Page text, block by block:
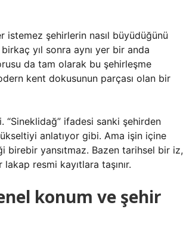
istemez şehirlerin nasıl büyüdüğünü
yıl sonra aynı yer bir anda
da tam olarak bu şehirleşme
kent dokusunun parçası olan bir
“Sineklidağ” ifadesi sanki şehirden
anlatıyor gibi. Ama işin içine
yansıtmaz. Bazen tarihsel bir iz,
resmi kayıtlara taşınır.
konum ve şehir